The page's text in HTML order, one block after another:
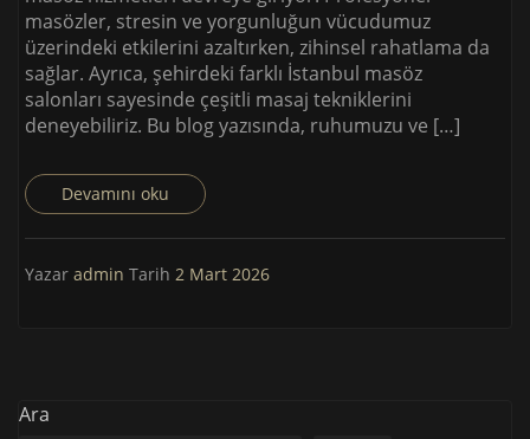
masözler, stresin ve yorgunluğun vücudumuz
üzerindeki etkilerini azaltırken, zihinsel rahatlama da
sağlar. Ayrıca, şehirdeki farklı İstanbul masöz
salonları sayesinde çeşitli masaj tekniklerini
deneyebiliriz. Bu blog yazısında, ruhumuzu ve […]
Devamını oku
Yazar admin Tarih 2 Mart 2026
Ara